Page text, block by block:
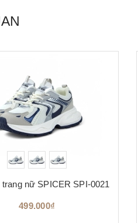
nữ SPICER SPI-0021
499.000₫